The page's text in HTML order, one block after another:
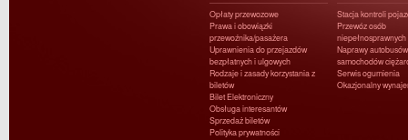
Opłaty przewozowe
Prawa i obowiązki
przewoźnika/pasażera
Uprawnienia do przejazdów
bezpłatnych i ulgowych
Rodzaje i zasady korzystania z
biletów
Bilet Elektroniczny
Obsługa interesantów
Sprzedaż biletów
Polityka prywatności
Stacja kontroli
Przewóz osób
niepełnosprawnych
Naprawy
samochodów
Serwis ogumienia
Okazjonalny